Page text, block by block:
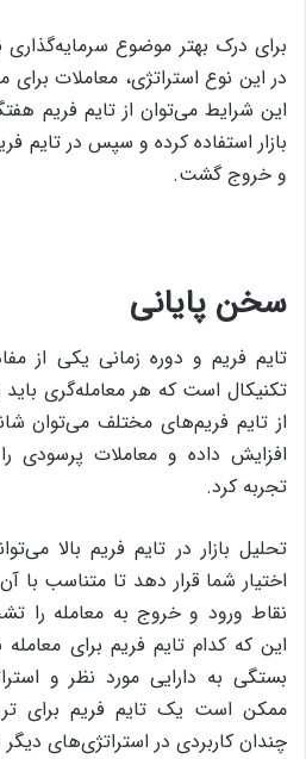
برای درک بهتر موضوع سرمایه‌گذاری
در این نوع استراتژی، معاملات
این شرایط می‌توان از تایم فریم
بازار استفاده کرده و سپس در تایم
و خروج گشت.
سخن پایانی
تایم فریم و دوره زمانی یکی از
تکنیکال است که هر معامله‌گری باید
از تایم فریم‌های مختلف می‌توان
افزایش داده و معاملات پرسودی
تجربه کرد.
تحلیل بازار در تایم فریم بالا
اختیار شما قرار دهد تا متناسب با
نقاط ورود و خروج به معامله را
این که کدام تایم فریم برای
بستگی به دارایی مورد نظر و
ممکن است یک تایم فریم برای
چندان کاربردی در استراتژی‌های